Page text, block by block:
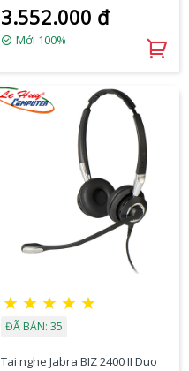
3.552.000 đ
Mới 100%
★ ★ ★ ★ ★
ĐÃ BÁN: 35
Tai nghe Jabra BIZ 2400 II Duo